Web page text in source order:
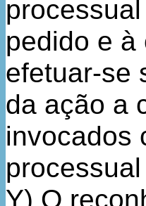
pedido e à
efetuar-se
da ação a
invocados
Y) O